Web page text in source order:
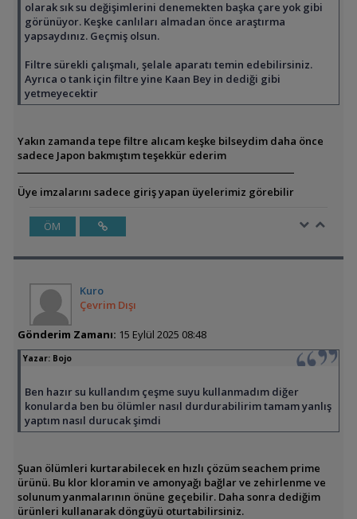
olarak sık su değişimlerini denemekten başka çare yok gibi
görünüyor. Keşke canlıları almadan önce araştırma
yapsaydınız. Geçmiş olsun.
Filtre sürekli çalışmalı, şelale aparatı temin edebilirsiniz.
Ayrıca o tank için filtre yine Kaan Bey in dediği gibi
yetmeyecektir
Yakın zamanda tepe filtre alıcam keşke bilseydim daha önce
sadece Japon bakmıştım teşekkür ederim
Üye imzalarını sadece giriş yapan üyelerimiz görebilir
ÖM
Kuro
Çevrim Dışı
Gönderim Zamanı: 15 Eylül 2025 08:48
Yazar: Bojo
Ben hazır su kullandım çeşme suyu kullanmadım diğer
konularda ben bu ölümler nasıl durdurabilirim tamam yanlış
yaptım nasıl durucak şimdi
Şuan ölümleri kurtarabilecek en hızlı çözüm seachem prime
ürünü. Bu klor kloramin ve amonyağı bağlar ve zehirlenme ve
solunum yanmalarının önüne geçebilir. Daha sonra dediğim
ürünleri kullanarak döngüyü oturtabilirsiniz.